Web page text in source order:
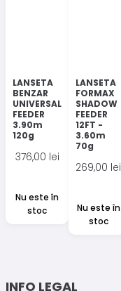
LANSETA
BENZAR
UNIVERSAL
FEEDER
3.90m
120g
376,00 lei
Nu este în
stoc
LANSETA
FORMAX
SHADOW
FEEDER
12FT -
3.60m
70g
269,00 lei
Nu este în
stoc
INFO LEGAL